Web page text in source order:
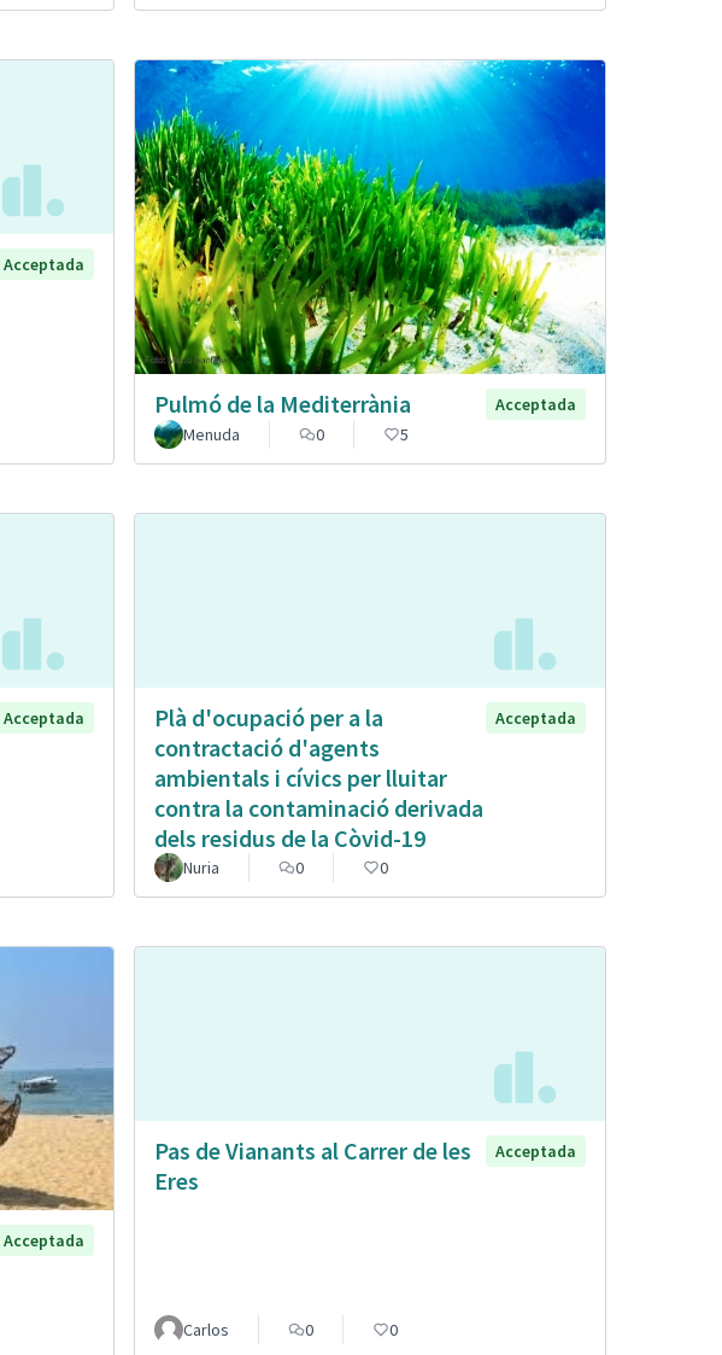
Acceptada
Pulmó de la Mediterrània
Acceptada
Menuda
0 5
Acceptada
Plà d'ocupació per a la
contractació d'agents
ambientals i cívics per lluitar
contra la contaminació derivada
dels residus de la Còvid-19
Acceptada
Nuria 0 0
Acceptada
Pas de Vianants al Carrer de les
Eres
Acceptada
Carlos 0 0